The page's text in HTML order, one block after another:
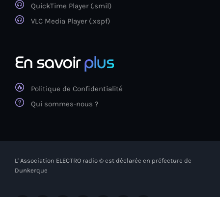
QuickTime Player (.smil)
VLC Media Player (.xspf)
En savoirplus
Politique de Confidentialité
Qui sommes-nous ?
L' Association ELECTRO radio © est déclarée en préfecture de
Dunkerque